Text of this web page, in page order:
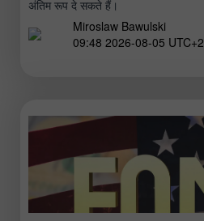
अंतिम रूप दे सकते हैं।
Miroslaw Bawulski
09:48 2026-08-05 UTC+2